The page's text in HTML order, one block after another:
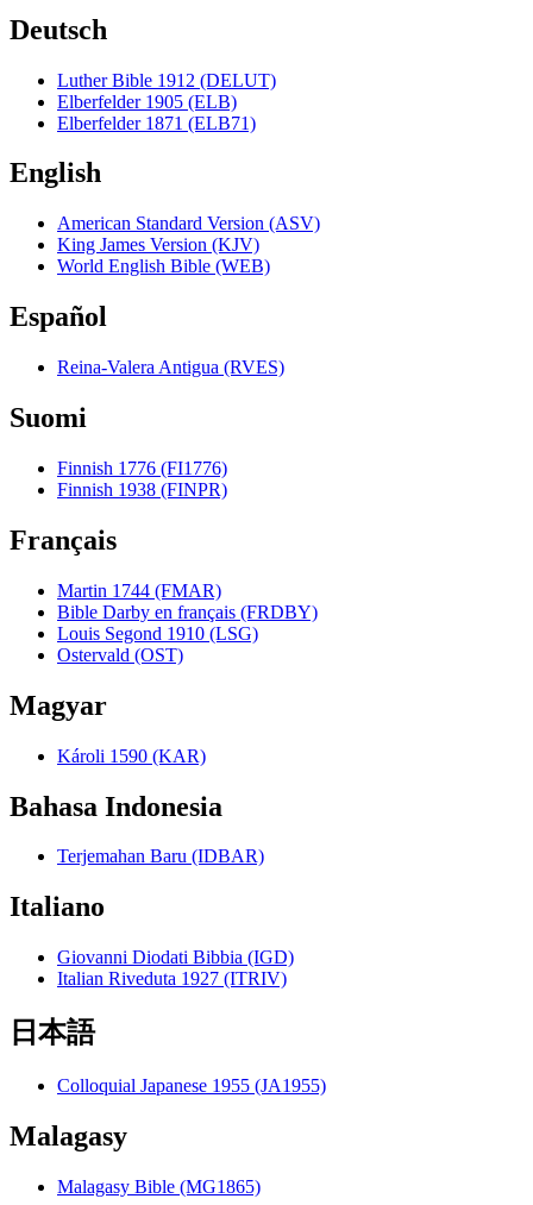
Deutsch
Luther Bible 1912 (DELUT)
Elberfelder 1905 (ELB)
Elberfelder 1871 (ELB71)
English
American Standard Version (ASV)
King James Version (KJV)
World English Bible (WEB)
Español
Reina-Valera Antigua (RVES)
Suomi
Finnish 1776 (FI1776)
Finnish 1938 (FINPR)
Français
Martin 1744 (FMAR)
Bible Darby en français (FRDBY)
Louis Segond 1910 (LSG)
Ostervald (OST)
Magyar
Károli 1590 (KAR)
Bahasa Indonesia
Terjemahan Baru (IDBAR)
Italiano
Giovanni Diodati Bibbia (IGD)
Italian Riveduta 1927 (ITRIV)
日本語
Colloquial Japanese 1955 (JA1955)
Malagasy
Malagasy Bible (MG1865)